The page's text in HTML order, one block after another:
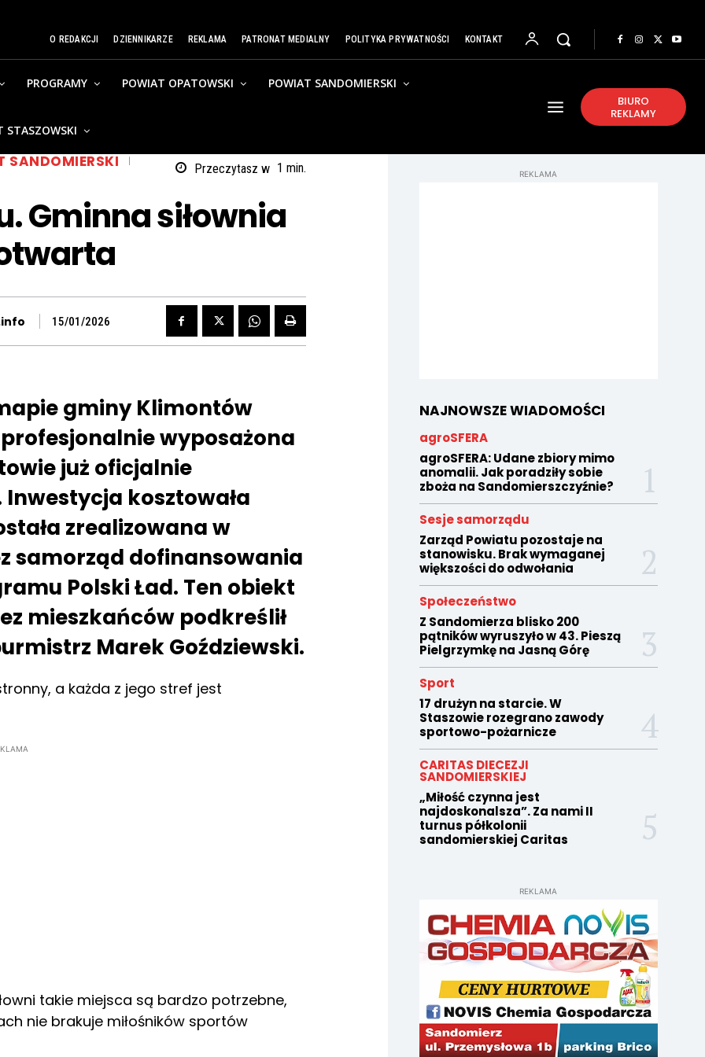
O REDAKCJI DZIENNIKARZE REKLAMA PATRONAT MEDIALNY POLITYKA PRYWATNOŚCI KONTAKT
PROGRAMY POWIAT OPATOWSKI POWIAT SANDOMIERSKI
STASZOWSKI
BIURO
REKLAMY
SANDOMIERSKI Przeczytasz w 1 min.
Gminna siłownia
15/01/2026
gminy Klimontów
wyposażona
już oficjalnie
Inwestycja kosztowała
zrealizowana w
samorząd dofinansowania
Polski Ład. Ten obiekt
mieszkańców podkreślił
Marek Goździewski.
a każda z jego stref jest
takie miejsca są bardzo potrzebne,
nie brakuje miłośników sportów
REKLAMA
NAJNOWSZE WIADOMOŚCI
agroSFERA
agroSFERA: Udane zbiory mimo
anomalii. Jak poradziły sobie
zboża na Sandomierszczyźnie?
Sesje samorządu
Zarząd Powiatu pozostaje na
stanowisku. Brak wymaganej
większości do odwołania
Społeczeństwo
Z Sandomierza blisko 200
pątników wyruszyło w 43. Pieszą
Pielgrzymkę na Jasną Górę
Sport
17 drużyn na starcie. W
Staszowie rozegrano zawody
sportowo-pożarnicze
CARITAS DIECEZJI
SANDOMIERSKIEJ
„Miłość czynna jest
najdoskonalsza”. Za nami II
turnus półkolonii
sandomierskiej Caritas
REKLAMA